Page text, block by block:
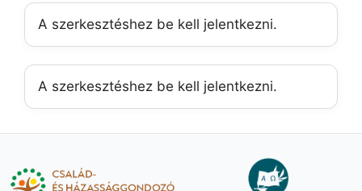
A szerkesztéshez be kell jelentkezni.
A szerkesztéshez be kell jelentkezni.